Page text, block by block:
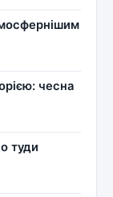
чесна
туди